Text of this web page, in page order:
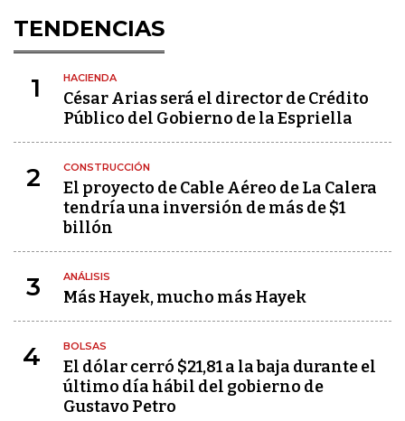
TENDENCIAS
1 HACIENDA
César Arias será el director de Crédito
Público del Gobierno de la Espriella
2 CONSTRUCCIÓN
El proyecto de Cable Aéreo de La Calera
tendría una inversión de más de $1
billón
3 ANÁLISIS
Más Hayek, mucho más Hayek
4 BOLSAS
El dólar cerró $21,81 a la baja durante el
último día hábil del gobierno de
Gustavo Petro